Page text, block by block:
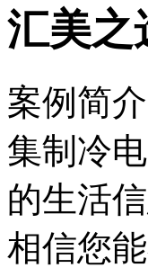
汇美之
案例简
集制冷
的生活
相信您